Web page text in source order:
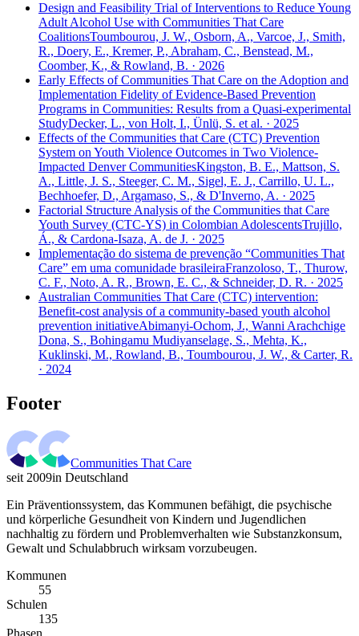
Design and Feasibility Trial of Interventions to Reduce Young
Adult Alcohol Use with Communities That Care
CoalitionsToumbourou, J. W., Osborn, A., Varcoe, J., Smith,
R., Doery, E., Kremer, P., Abraham, C., Benstead, M.,
Coomber, K., & Rowland, B. · 2026
Early Effects of Communities That Care on the Adoption and
Implementation Fidelity of Evidence-Based Prevention
Programs in Communities: Results from a Quasi-experimental
StudyDecker, L., von Holt, I., Ünlü, S. et al. · 2025
Effects of the Communities that Care (CTC) Prevention
System on Youth Violence Outcomes in Two Violence-
Impacted Denver CommunitiesKingston, B. E., Mattson, S.
A., Little, J. S., Steeger, C. M., Sigel, E. J., Carrillo, U. L.,
Bechhoefer, D., Argamaso, S., & D'Inverno, A. · 2025
Factorial Structure Analysis of the Communities that Care
Youth Survey (CTC-YS) in Colombian AdolescentsTrujillo,
Á., & Cardona-Isaza, A. de J. · 2025
Implementação do sistema de prevenção “Communities That
Care” em uma comunidade brasileiraFranzoloso, T., Thurow,
C. F., Noto, A. R., Brown, E. C., & Schneider, D. R. · 2025
Australian Communities That Care (CTC) intervention:
Benefit-cost analysis of a community-based youth alcohol
prevention initiativeAbimanyi-Ochom, J., Wanni Arachchige
Dona, S., Bohingamu Mudiyanselage, S., Mehta, K.,
Kuklinski, M., Rowland, B., Toumbourou, J. W., & Carter, R.
· 2024
Footer
Communities That Care
seit 2009in Deutschland
Ein Präventionssystem, das Kommunen befähigt, die psychische
und körperliche Gesundheit von Kindern und Jugendlichen
nachhaltig zu fördern und Problemverhalten wie Substanzkonsum,
Gewalt und Schulabbruch wirksam vorzubeugen.
Kommunen
55
Schulen
135
Phasen